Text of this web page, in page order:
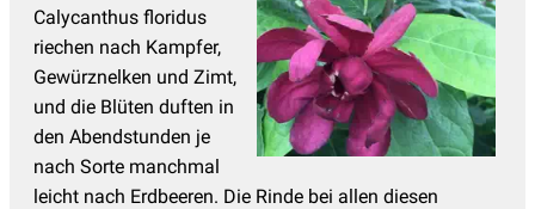
Calycanthus floridus
riechen nach Kampfer,
Gewürznelken und Zimt,
und die Blüten duften in
den Abendstunden je
nach Sorte manchmal
leicht nach Erdbeeren. Die Rinde bei allen diesen